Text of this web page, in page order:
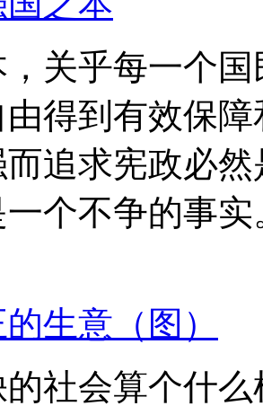
关乎每一个
得到有效保
追求宪政必
个不争的事实
生意（图）
社会算个什